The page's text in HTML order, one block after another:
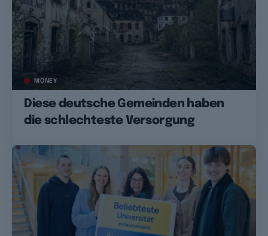
MONEY
Diese deutsche Gemeinden haben
die schlechteste Versorgung